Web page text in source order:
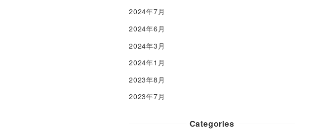
2024年7月
2024年6月
2024年3月
2024年1月
2023年8月
2023年7月
Categories